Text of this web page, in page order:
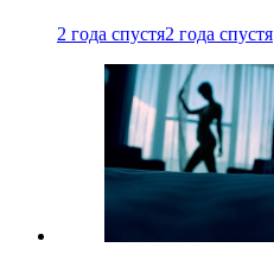
2 года спустя2 года спустя